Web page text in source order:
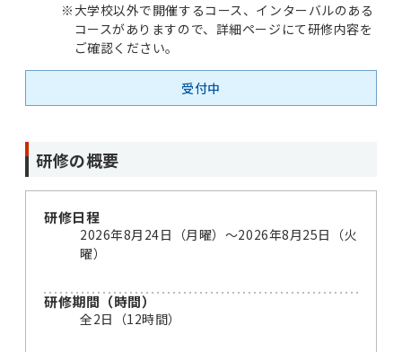
※大学校以外で開催するコース、インターバルのある
コースがありますので、詳細ページにて研修内容を
ご確認ください。
受付中
研修の概要
研修日程
2026年8月24日（月曜）〜2026年8月25日（火
曜）
研修期間（時間）
全2日（12時間）